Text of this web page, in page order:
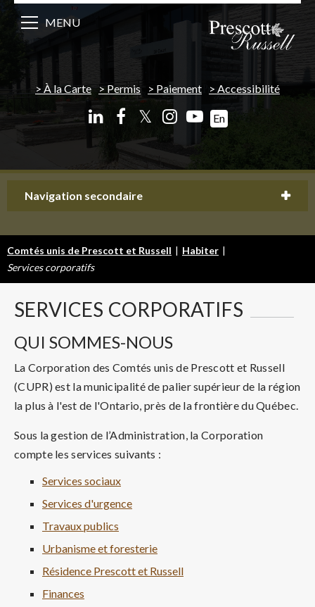
À la Carte Permis Paiement Accessibilité
𝕏 En
MENU
Navigation secondaire
Comtés unis de Prescott et Russell | Habiter |
Services corporatifs
SERVICES CORPORATIFS
QUI SOMMES-NOUS
La Corporation des Comtés unis de Prescott et Russell
(CUPR) est la municipalité de palier supérieur de la région
la plus à l'est de l'Ontario, près de la frontière du Québec.
Sous la gestion de l’Administration, la Corporation
compte les services suivants :
Services sociaux
Services d'urgence
Travaux publics
Urbanisme et foresterie
Résidence Prescott et Russell
Finances